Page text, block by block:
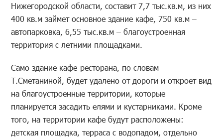
Нижегородской области, составит 7,7 тыс.кв.м, из них
400 кв.м займет основное здание кафе, 750 кв.м –
автопарковка, 6,55 тыс.кв.м – благоустроенная
территория с летними площадками.
Само здание кафе-ресторана, по словам
Т.Сметаниной, будет удалено от дороги и откроет вид
на благоустроенные территории, которые
планируется засадить елями и кустарниками. Кроме
того, на территории кафе будут расположены:
детская площадка, терраса с водопадом, отдельно